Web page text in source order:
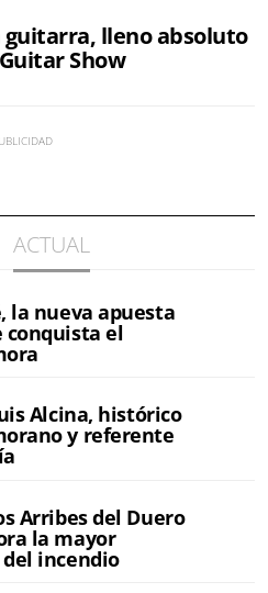
guitarra, lleno absoluto
Show
ACTUAL
la nueva apuesta
conquista el
Alcina, histórico
y referente
Arribes del Duero
la mayor
incendio